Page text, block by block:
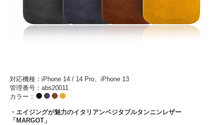
対応機種：iPhone 14 / 14 Pro、iPhone 13
管理番号：abs20011
カラー：
・エイジングが魅力のイタリアンベジタブルタンニンレザー
「MARGOT」